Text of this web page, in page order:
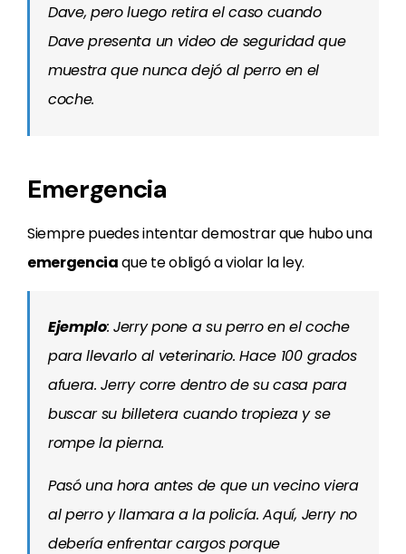
Dave, pero luego retira el caso cuando
Dave presenta un video de seguridad que
muestra que nunca dejó al perro en el
coche.
Emergencia
Siempre puedes intentar demostrar que hubo una
emergenciaque te obligó a violar la ley.
Ejemplo: Jerry pone a su perro en el coche
para llevarlo al veterinario. Hace 100 grados
afuera. Jerry corre dentro de su casa para
buscar su billetera cuando tropieza y se
rompe la pierna.
Pasó una hora antes de que un vecino viera
al perro y llamara a la policía. Aquí, Jerry no
debería enfrentar cargos porque